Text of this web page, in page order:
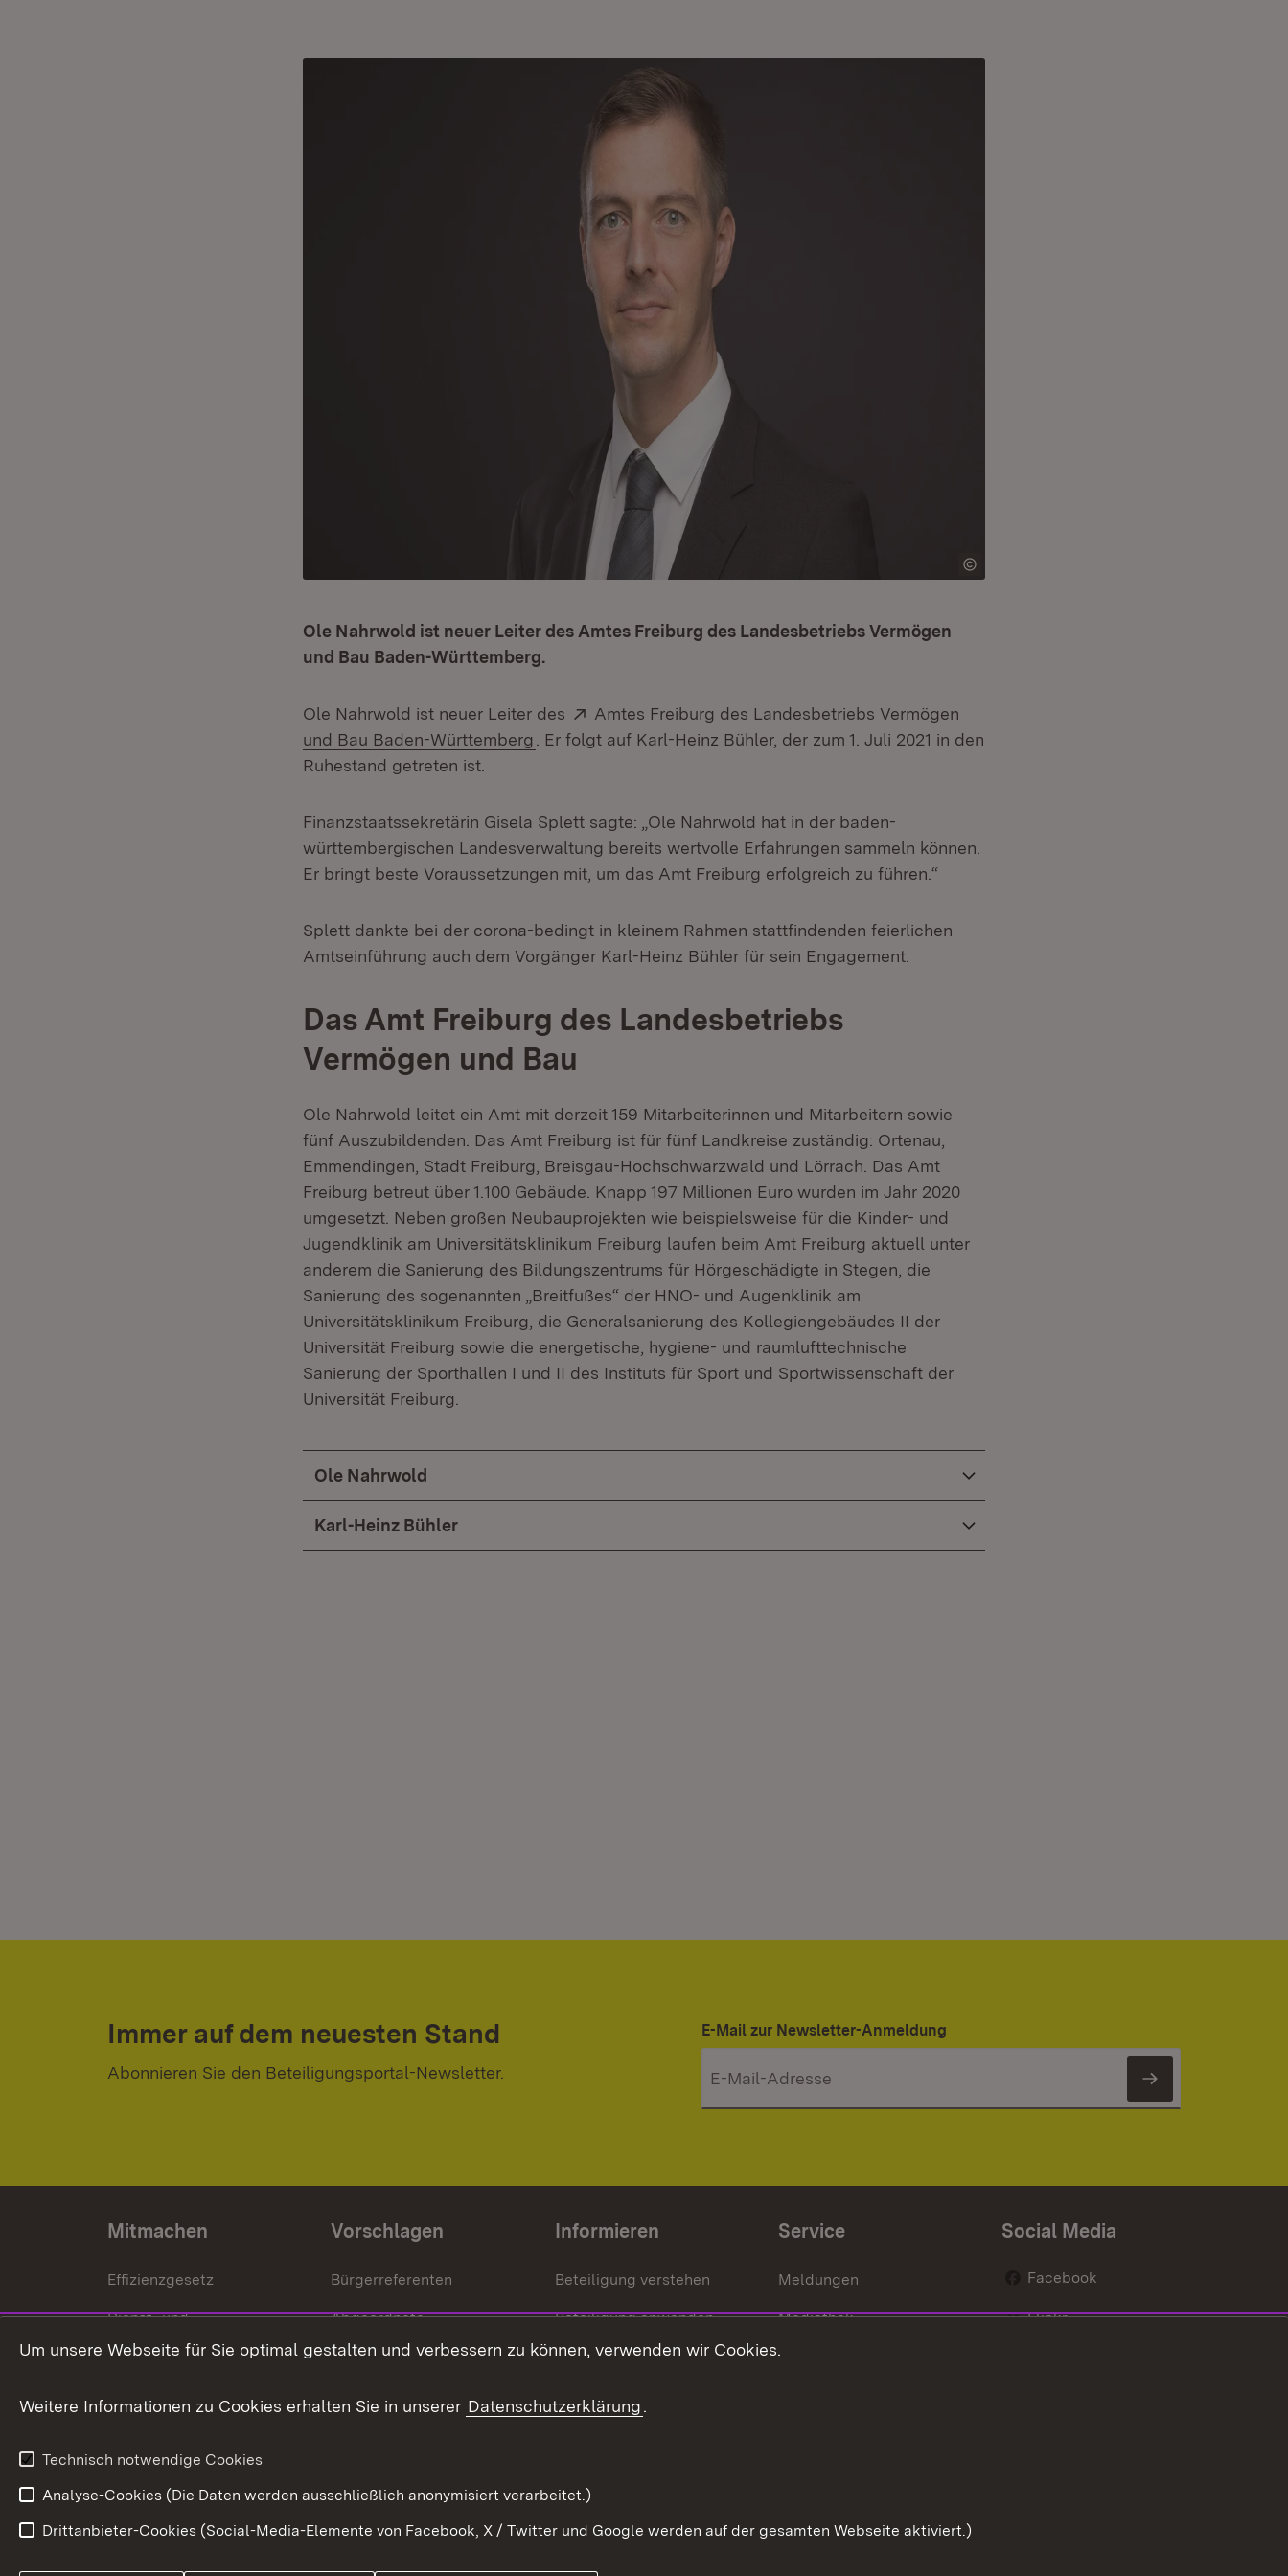
Ole Nahrwold ist neuer Leiter des Amtes Freiburg des Landesbetriebs Vermögen
und Bau Baden-Württemberg.
Ole Nahrwold ist neuer Leiter des Extern:
Amtes Freiburg des Landesbetriebs Vermögen
und Bau Baden-Württemberg (Öffnet in neuem Fenster)
. Er folgt auf Karl-Heinz Bühler, der zum 1. Juli 2021 in den
Ruhestand getreten ist.
Finanzstaatssekretärin Gisela Splett sagte: „Ole Nahrwold hat in der baden-
württembergischen Landesverwaltung bereits wertvolle Erfahrungen sammeln können.
Er bringt beste Voraussetzungen mit, um das Amt Freiburg erfolgreich zu führen.“
Splett dankte bei der corona-bedingt in kleinem Rahmen stattfindenden feierlichen
Amtseinführung auch dem Vorgänger Karl-Heinz Bühler für sein Engagement.
Das Amt Freiburg des Landesbetriebs
Vermögen und Bau
Ole Nahrwold leitet ein Amt mit derzeit 159 Mitarbeiterinnen und Mitarbeitern sowie
fünf Auszubildenden. Das Amt Freiburg ist für fünf Landkreise zuständig: Ortenau,
Emmendingen, Stadt Freiburg, Breisgau-Hochschwarzwald und Lörrach. Das Amt
Freiburg betreut über 1.100 Gebäude. Knapp 197 Millionen Euro wurden im Jahr 2020
umgesetzt. Neben großen Neubauprojekten wie beispielsweise für die Kinder- und
Jugendklinik am Universitätsklinikum Freiburg laufen beim Amt Freiburg aktuell unter
anderem die Sanierung des Bildungszentrums für Hörgeschädigte in Stegen, die
Sanierung des sogenannten „Breitfußes“ der HNO- und Augenklinik am
Universitätsklinikum Freiburg, die Generalsanierung des Kollegiengebäudes II der
Universität Freiburg sowie die energetische, hygiene- und raumlufttechnische
Sanierung der Sporthallen I und II des Instituts für Sport und Sportwissenschaft der
Universität Freiburg.
Ole Nahrwold
Karl-Heinz Bühler
Immer auf dem neuesten Stand
Abonnieren Sie den Beteiligungsportal-Newsletter.
E-Mail zur Newsletter-Anmeldung
Newsletter
Mitmachen
Effizienzgesetz
Dienst- und
Versorgungsbezüge
Weitere
Vorschlagen
Bürgerreferenten
Abgeordnete
Bürgerbeauftragte
Informieren
Beteiligung verstehen
Beteiligung anwenden
Beteiligung stärken
Service
Meldungen
Mediathek
Publikationen
Social Media
Facebook
Flickr
Um unsere Webseite für Sie optimal gestalten und verbessern zu können, verwenden wir Cookies.
Weitere Informationen zu Cookies erhalten Sie in unserer Datenschutzerklärung.
Technisch notwendige Cookies
Analyse-Cookies (Die Daten werden ausschließlich anonymisiert verarbeitet.)
Drittanbieter-Cookies (Social-Media-Elemente von Facebook, X / Twitter und Google werden auf der gesamten Webseite aktiviert.)